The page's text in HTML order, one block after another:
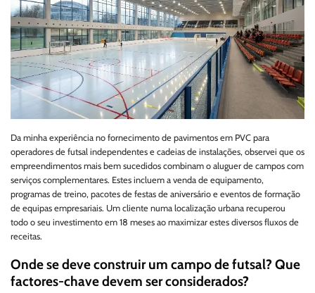
Da minha experiência no fornecimento de pavimentos em PVC para
operadores de futsal independentes e cadeias de instalações, observei que os
empreendimentos mais bem sucedidos combinam o aluguer de campos com
serviços complementares. Estes incluem a venda de equipamento,
programas de treino, pacotes de festas de aniversário e eventos de formação
de equipas empresariais. Um cliente numa localização urbana recuperou
todo o seu investimento em 18 meses ao maximizar estes diversos fluxos de
receitas.
Onde se deve construir um campo de futsal? Que
factores-chave devem ser considerados?